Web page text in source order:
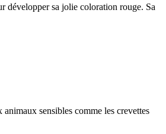
développer sa jolie coloration rouge. Sa
sensibles comme les crevettes